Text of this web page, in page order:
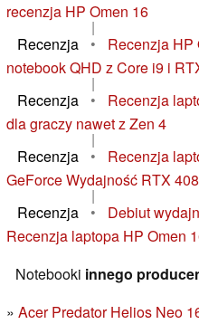
recenzja HP Omen 16
|
Recenzja
•
Recenzja HP
notebook QHD z Core i9 i
|
Recenzja
•
Recenzja
dla graczy nawet z Zen 4
|
Recenzja
•
Recenzja
GeForce Wydajność RTX
|
Recenzja
•
Debiut
Recenzja laptopa HP Omen
Notebooki innego
Acer Predator Helios Neo